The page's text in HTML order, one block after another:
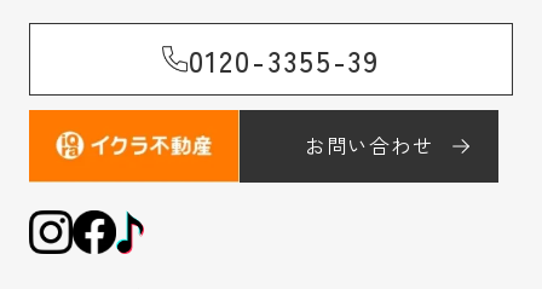
0120-3355-39
お問い合わせ